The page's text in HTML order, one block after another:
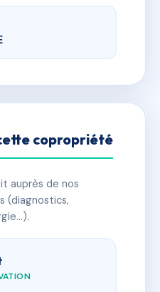
copropriété
auprès de nos
(diagnostics,